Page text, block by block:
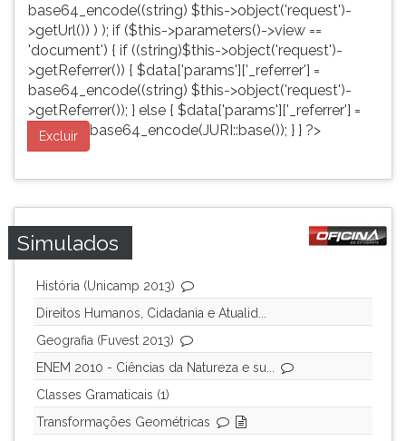
base64_encode((string) $this->object('request')-
>getUrl()) ) ); if ($this->parameters()->view ==
'document') { if ((string)$this->object('request')-
>getReferrer()) { $data['params']['_referrer'] =
base64_encode((string) $this->object('request')-
>getReferrer()); } else { $data['params']['_referrer'] =
base64_encode(JURI::base()); } } ?>
Excluir
Simulados
História (Unicamp 2013)
Direitos Humanos, Cidadania e Atualid...
Geografia (Fuvest 2013)
ENEM 2010 - Ciências da Natureza e su...
Classes Gramaticais (1)
Transformações Geométricas